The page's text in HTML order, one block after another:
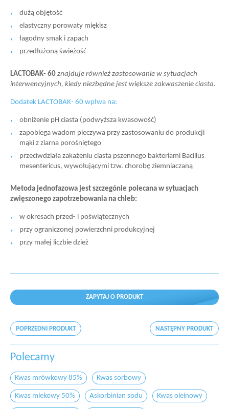
dużą objętość
elastyczny porowaty miękisz
łagodny smak i zapach
przedłużoną świeżość
LACTOBAK- 60 znajduje również zastosowanie w sytuacjach
interwencyjnych, kiedy niezbędne jest większe zakwaszenie ciasta.
Dodatek LACTOBAK- 60 wpłwa na:
obniżenie pH ciasta (podwyższa kwasowość)
zapobiega wadom pieczywa przy zastosowaniu do produkcji
mąki z ziarna porośniętego
przeciwdziała zakażeniu ciasta pszennego bakteriami Bacillus
mesentericus, wywołującymi tzw. chorobę ziemniaczaną
Metoda jednofazowa jest szczegónie polecana w sytuacjach
zwięszonego zapotrzebowania na chleb:
w okresach przed- i poświątecznych
przy ograniczonej powierzchni produkcyjnej
przy małej liczbie dzież
ZAPYTAJ O PRODUKT
POPRZEDNI PRODUKT NASTĘPNY PRODUKT
Polecamy
Kwas mrówkowy 85% Kwas sorbowy
Kwas mlekowy 50% Askorbinian sodu Kwas oleinowy